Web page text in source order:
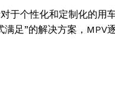
于个性化和定制化的用
足”的解决方案，MPV